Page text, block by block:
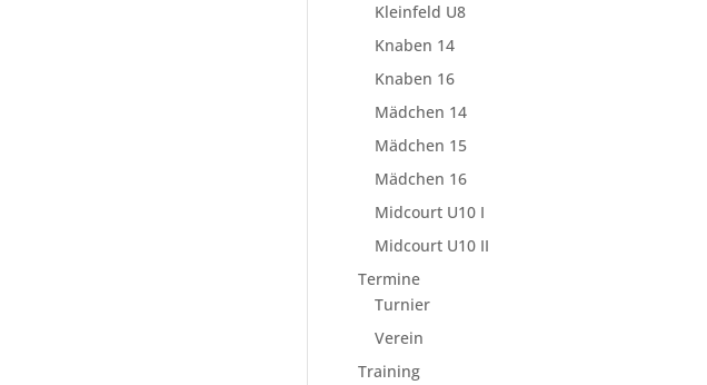
Kleinfeld U8
Knaben 14
Knaben 16
Mädchen 14
Mädchen 15
Mädchen 16
Midcourt U10 I
Midcourt U10 II
Termine
Turnier
Verein
Training